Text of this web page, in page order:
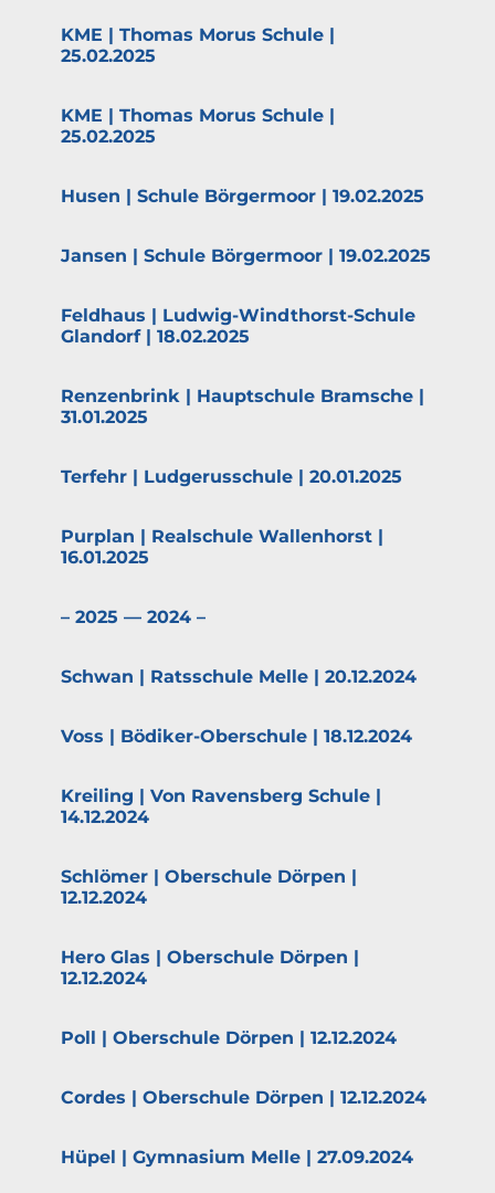
KME | Thomas Morus Schule |
25.02.2025
KME | Thomas Morus Schule |
25.02.2025
Husen | Schule Börgermoor | 19.02.2025
Jansen | Schule Börgermoor | 19.02.2025
Feldhaus | Ludwig-Windthorst-Schule
Glandorf | 18.02.2025
Renzen­brink | Haupt­schule Bramsche |
31.01.2025
Terfehr | Ludge­rus­schule | 20.01.2025
Purplan | Realschule Wallen­horst |
16.01.2025
– 2025 — 2024 –
Schwan | Ratsschule Melle | 20.12.2024
Voss | Bödiker-Oberschule | 18.12.2024
Kreiling | Von Ravensberg Schule |
14.12.2024
Schlömer | Oberschule Dörpen |
12.12.2024
Hero Glas | Oberschule Dörpen |
12.12.2024
Poll | Oberschule Dörpen | 12.12.2024
Cordes | Oberschule Dörpen | 12.12.2024
Hüpel | Gymnasium Melle | 27.09.2024